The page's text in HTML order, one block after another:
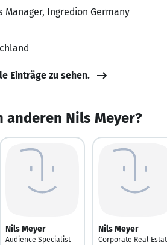
Manager, Ingredion Germany
Einträge zu sehen.
anderen Nils Meyer?
Nils Meyer
Audience Specialist
Nils Meyer
Corporate Real